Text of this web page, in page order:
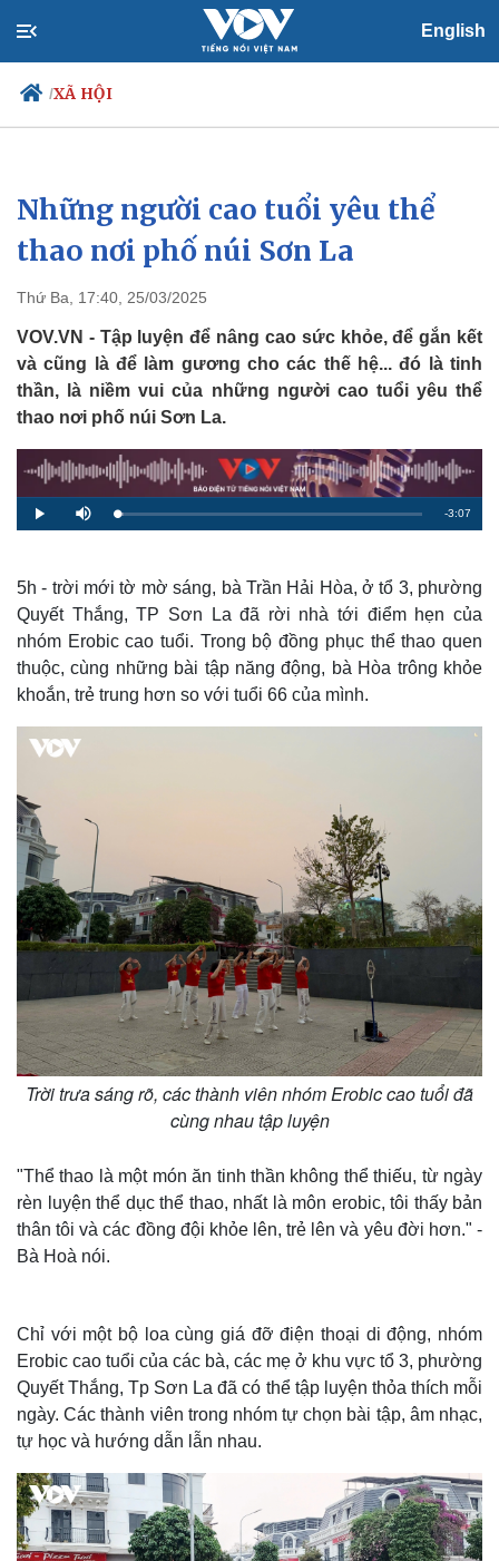
English
/XÃ HỘI
Chính trị
Đảng
Tổ chức nhân sự
Nhận diện sự thật
Xã hội
Tin 24h
Dự báo thời tiết
Việc làm
Biển đảo
Những người cao tuổi yêu thể
thao nơi phố núi Sơn La
Thứ Ba, 17:40, 25/03/2025
VOV.VN - Tập luyện để nâng cao sức khỏe, để gắn kết
và cũng là để làm gương cho các thế hệ... đó là tinh
thần, là niềm vui của những người cao tuổi yêu thể
thao nơi phố núi Sơn La.
P
l
M
u
L
o
:
2
1
%
R
m
i
e
-3:07
5h - trời mới tờ mờ sáng, bà Trần Hải Hòa, ở tổ 3, phường
Quyết Thắng, TP Sơn La đã rời nhà tới điểm hẹn của
nhóm Erobic cao tuổi. Trong bộ đồng phục thể thao quen
thuộc, cùng những bài tập năng động, bà Hòa trông khỏe
khoắn, trẻ trung hơn so với tuổi 66 của mình.
Trời trưa sáng rõ, các thành viên nhóm Erobic cao tuổi đã
cùng nhau tập luyện
"Thể thao là một món ăn tinh thần không thể thiếu, từ ngày
rèn luyện thể dục thể thao, nhất là môn erobic, tôi thấy bản
thân tôi và các đồng đội khỏe lên, trẻ lên và yêu đời hơn." -
Bà Hoà nói.
Chỉ với một bộ loa cùng giá đỡ điện thoại di động, nhóm
Erobic cao tuổi của các bà, các mẹ ở khu vực tổ 3, phường
Quyết Thắng, Tp Sơn La đã có thể tập luyện thỏa thích mỗi
ngày. Các thành viên trong nhóm tự chọn bài tập, âm nhạc,
tự học và hướng dẫn lẫn nhau.